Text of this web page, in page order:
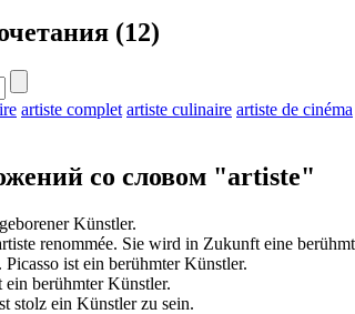
(12)
artiste complet artiste culinaire artiste de cinéma
со словом "artiste"
Künstler.
renommée. Sie wird in Zukunft eine
Picasso ist ein berühmterKünstler.
ein berühmterKünstler.
stolz ein Künstlerzu sein.